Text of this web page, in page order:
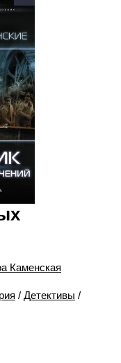
Каменская
/ Детективы /